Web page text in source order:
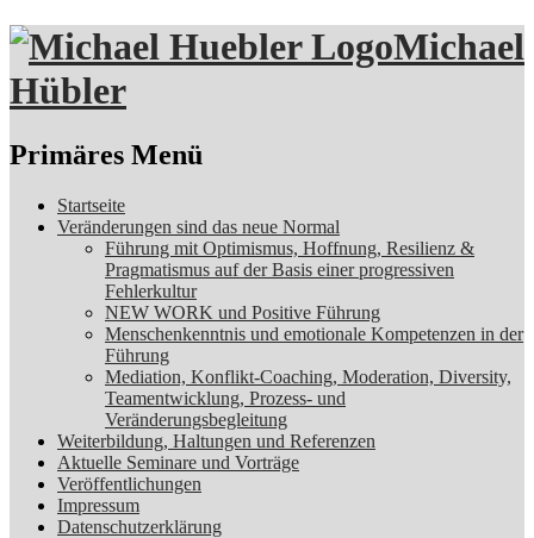
Michael
Hübler
Suchen
Primäres Menü
Zum
Inhalt
Startseite
Veränderungen sind das neue Normal
Führung mit Optimismus, Hoffnung, Resilienz &
Pragmatismus auf der Basis einer progressiven
Fehlerkultur
NEW WORK und Positive Führung
Menschenkenntnis und emotionale Kompetenzen in der
Führung
Mediation, Konflikt-Coaching, Moderation, Diversity,
Teamentwicklung, Prozess- und
Veränderungsbegleitung
Weiterbildung, Haltungen und Referenzen
Aktuelle Seminare und Vorträge
Veröffentlichungen
Impressum
Datenschutzerklärung